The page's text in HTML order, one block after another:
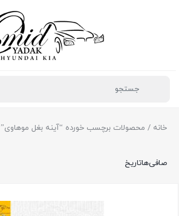
خانه / محصولات برچسب خورده “آینه بغل موهاوی”
صافی‌هاتاریخ